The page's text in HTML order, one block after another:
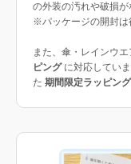
の外装の汚れや破損が
※パッケージの開封は
また、傘・レインウ
ピングに対応してい
た 期間限定ラッピング